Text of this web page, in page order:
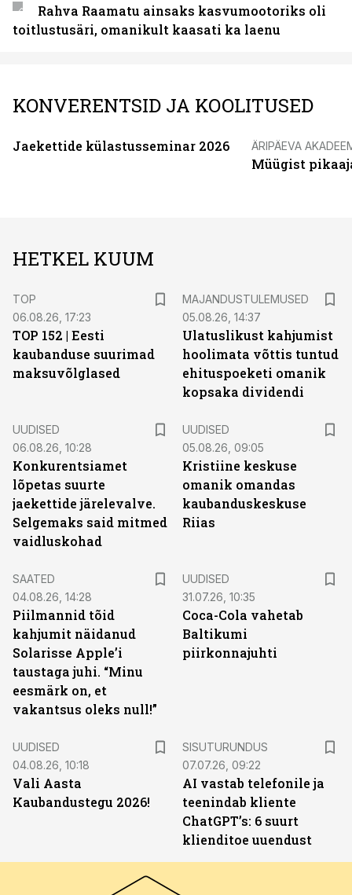
Rahva Raamatu ainsaks kasvumootoriks oli
toitlustusäri, omanikult kaasati ka laenu
KONVERENTSID JA KOOLITUSED
Jaekettide külastusseminar 2026 ÄRIPÄEVA
Müügist
HETKEL KUUM
TOP
06.08.26, 17:23
TOP 152 | Eesti
kaubanduse suurimad
maksuvõlglased
MAJANDUSTULEMUSED
05.08.26, 14:37
Ulatuslikust kahjumist
hoolimata võttis tuntud
ehituspoeketi omanik
kopsaka dividendi
UUDISED
06.08.26, 10:28
Konkurentsiamet
lõpetas suurte
jaekettide järelevalve.
Selgemaks said mitmed
vaidluskohad
UUDISED
05.08.26, 09:05
Kristiine keskuse
omanik omandas
kaubanduskeskuse
Riias
SAATED
04.08.26, 14:28
Piilmannid tõid
kahjumit näidanud
Solarisse Apple’i
taustaga juhi. “Minu
eesmärk on, et
vakantsus oleks null!”
UUDISED
31.07.26, 10:35
Coca-Cola vahetab
Baltikumi
piirkonnajuhti
UUDISED
04.08.26, 10:18
Vali Aasta
Kaubandustegu 2026!
SISUTURUNDUS
07.07.26, 09:22
AI vastab telefonile ja
teenindab kliente
ChatGPT’s: 6 suurt
klienditoe uuendust